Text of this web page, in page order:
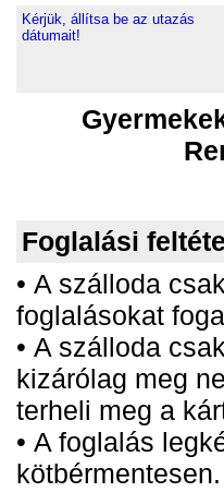
Kérjük, állítsa be az utazás
dátumait!
Foglalási
• A szálloda
foglalásokat
• A szálloda
kizárólag meg
terheli meg a
• A foglalás
kötbérmentesen.